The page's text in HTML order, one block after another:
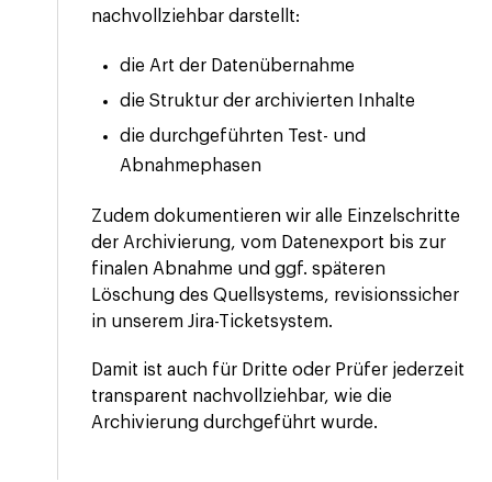
nachvollziehbar darstellt:
die Art der Datenübernahme
die Struktur der archivierten Inhalte
die durchgeführten Test- und
Abnahmephasen
Zudem dokumentieren wir alle Einzelschritte
der Archivierung, vom Datenexport bis zur
finalen Abnahme und ggf. späteren
Löschung des Quellsystems, revisionssicher
in unserem Jira-Ticketsystem.
Damit ist auch für Dritte oder Prüfer jederzeit
transparent nachvollziehbar, wie die
Archivierung durchgeführt wurde.